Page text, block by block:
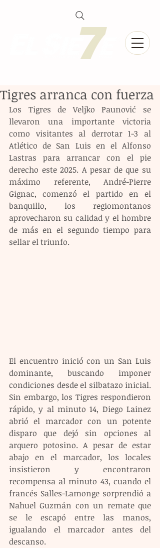
Tigres arranca con fuerza
Los Tigres de Veljko Paunović se
llevaron una importante victoria
como visitantes al derrotar 1-3 al
Atlético de San Luis en el Alfonso
Lastras para arrancar con el pie
derecho este 2025. A pesar de que su
máximo referente, André-Pierre
Gignac, comenzó el partido en el
banquillo, los regiomontanos
aprovecharon su calidad y el hombre
de más en el segundo tiempo para
sellar el triunfo.
El encuentro inició con un San Luis
dominante, buscando imponer
condiciones desde el silbatazo inicial.
Sin embargo, los Tigres respondieron
rápido, y al minuto 14, Diego Lainez
abrió el marcador con un potente
disparo que dejó sin opciones al
arquero potosino. A pesar de estar
abajo en el marcador, los locales
insistieron y encontraron
recompensa al minuto 43, cuando el
francés Salles-Lamonge sorprendió a
Nahuel Guzmán con un remate que
se le escapó entre las manos,
igualando el marcador antes del
descanso.